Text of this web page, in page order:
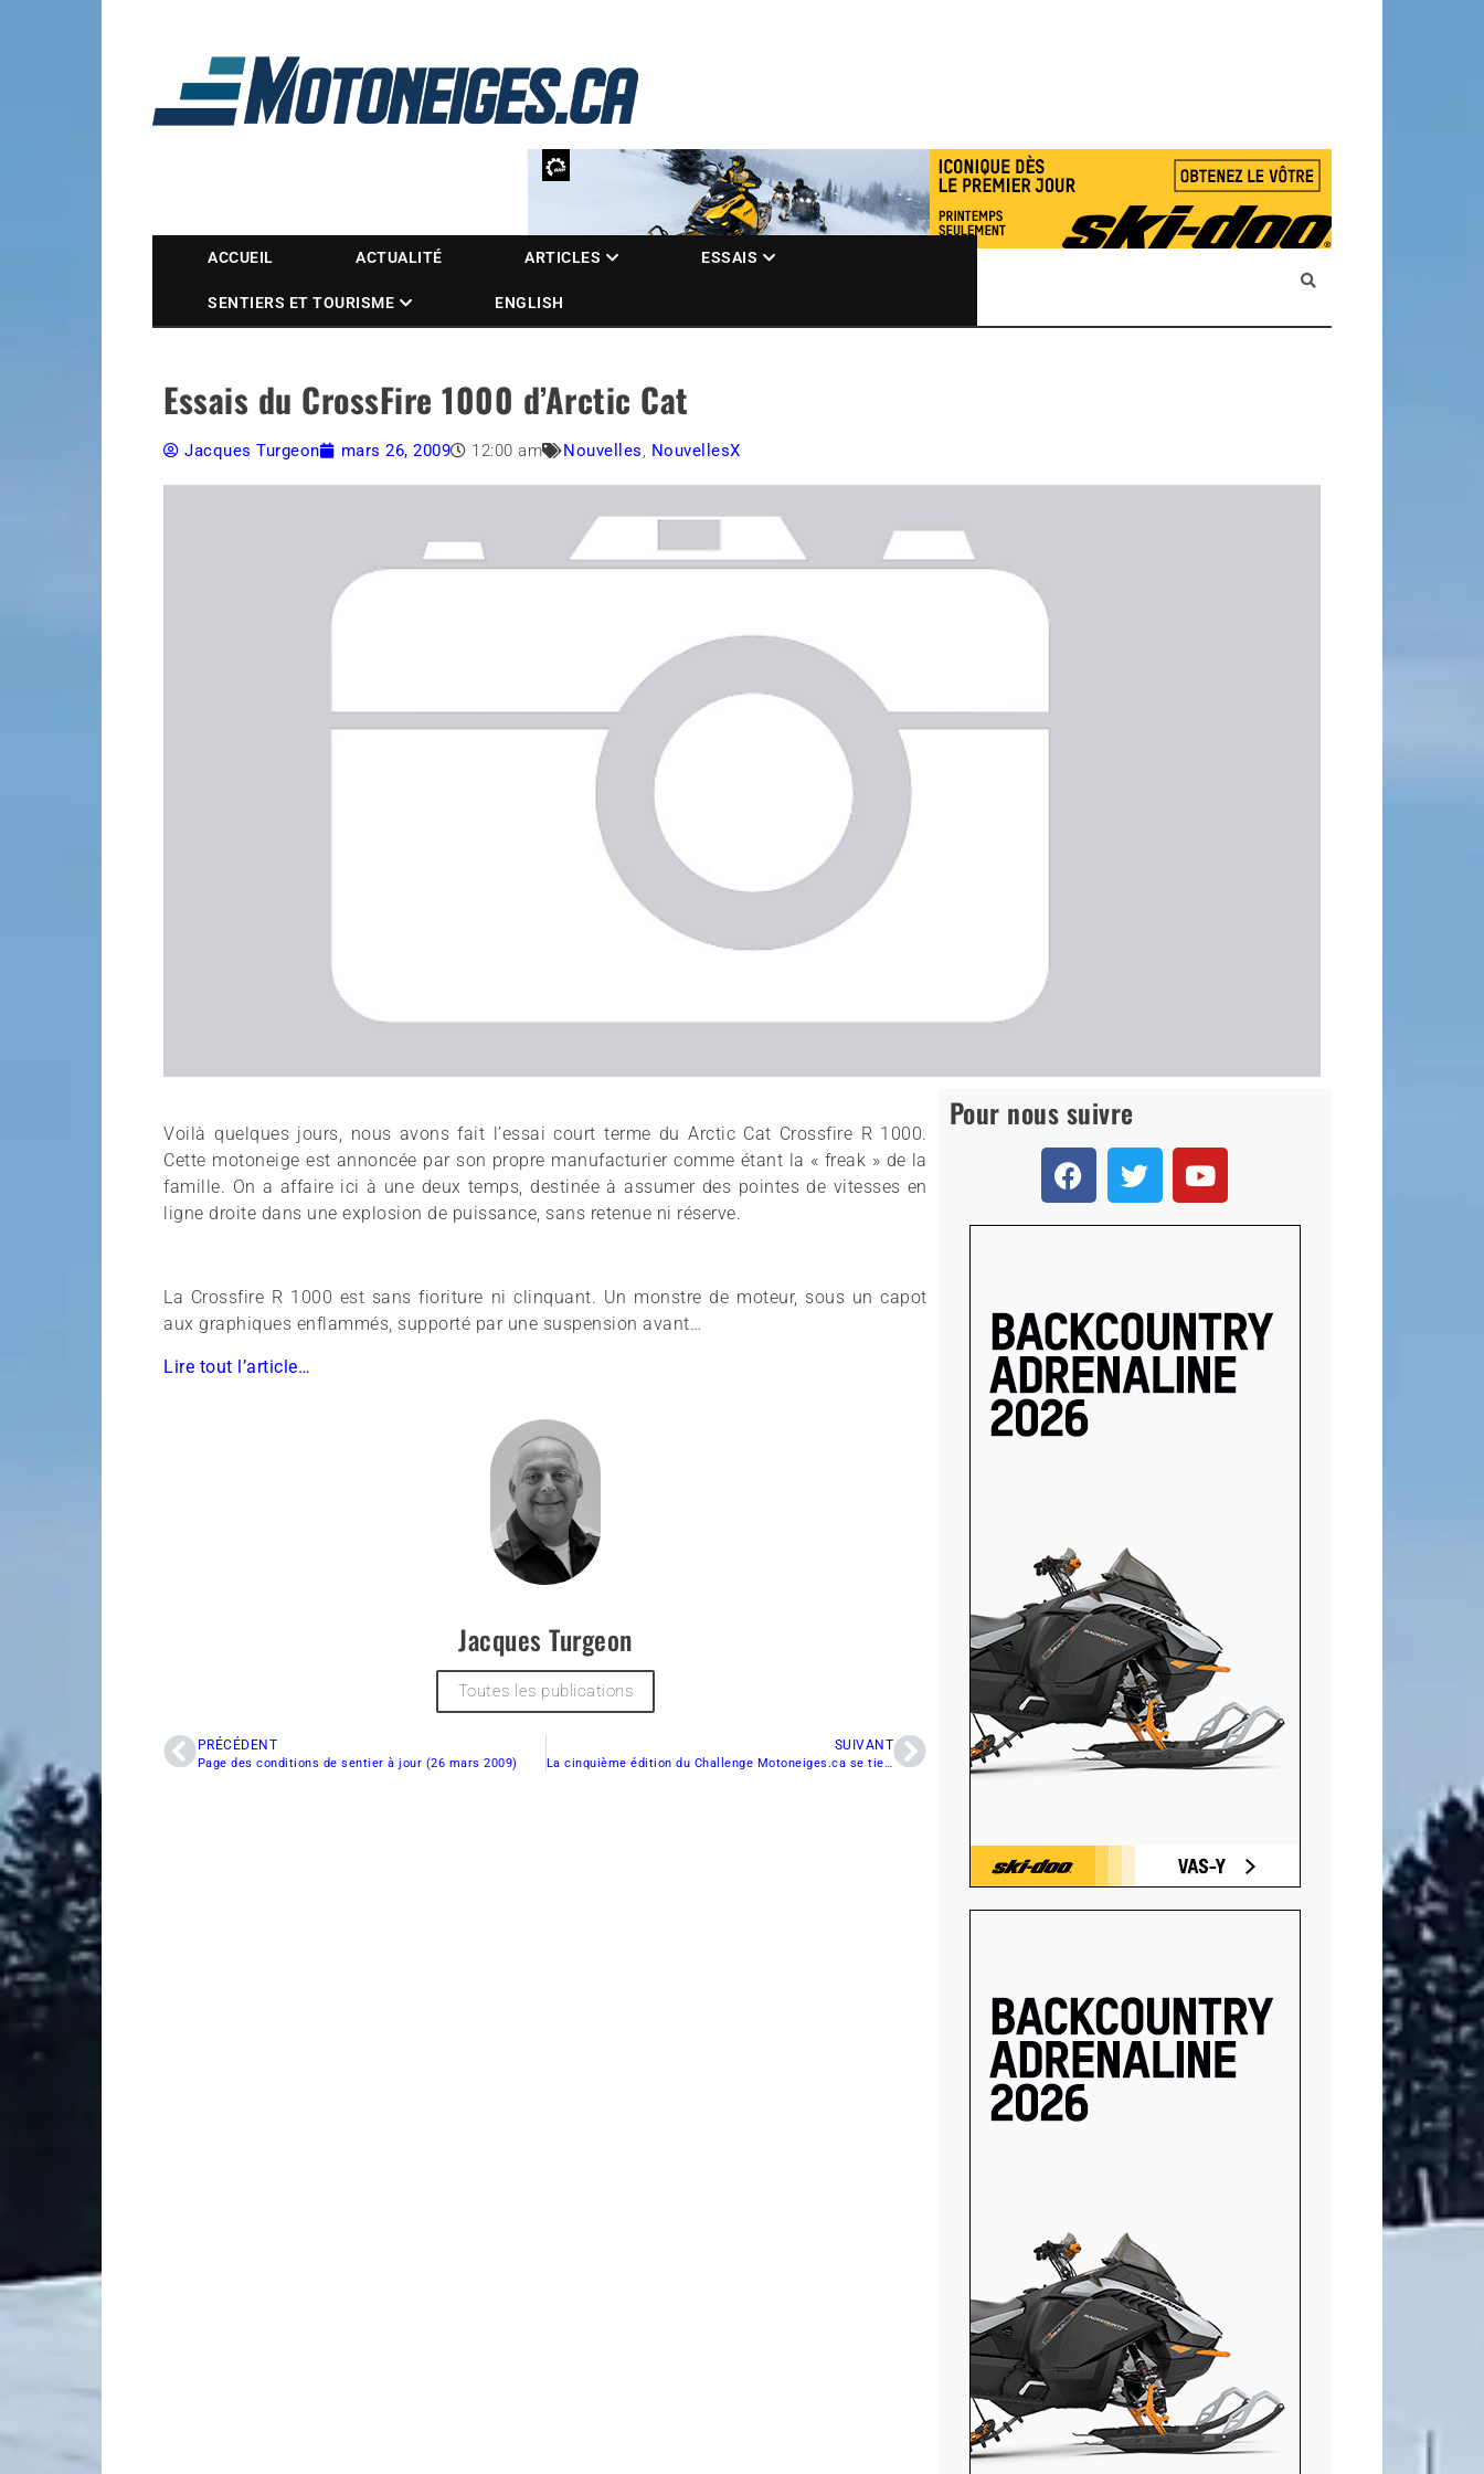
Magazine Motoneiges.ca
ACCUEIL ACTUALITÉ ARTICLES ESSAIS
SENTIERS ET TOURISME ENGLISH
Essais du CrossFire 1000 d’Arctic Cat
Jacques Turgeon mars 26, 2009 12:00 am Nouvelles NouvellesX
Voilà quelques jours, nous avons fait l’essai court terme du Arctic Cat Crossfire R 1000.
Cette motoneige est annoncée par son propre manufacturier comme étant la « freak » de la
famille. On a affaire ici à une deux temps, destinée à assumer des pointes de vitesses en
ligne droite dans une explosion de puissance, sans retenue ni réserve.
La Crossfire R 1000 est sans fioriture ni clinquant. Un monstre de moteur, sous un capot
aux graphiques enflammés, supporté par une suspension avant…
Lire tout l’article…
Jacques Turgeon
Toutes les publications
PRÉCÉDENT
Page des conditions de sentier à jour (26 mars 2009)
SUIVANT
La cinquième édition du Challenge Motoneiges.ca se tient ce samedi 28 mars
Pour nous suivre